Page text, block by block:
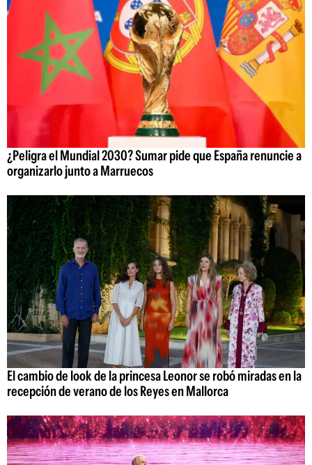
¿Peligra el Mundial 2030? Sumar pide que España renuncie a
organizarlo junto a Marruecos
El cambio de look de la princesa Leonor se robó miradas en la
recepción de verano de los Reyes en Mallorca